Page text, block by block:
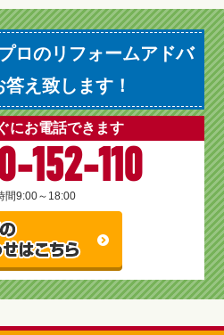
ロのリフォームアドバ
え致します！
にお電話できます
152-110
間9:00～18:00